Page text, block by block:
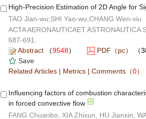
High-Precision Estimation of 2D Angle for
TAO Jian-wu;SHI Yao-wu;CHANG Wen-xiu
ACTA AERONAUTICAET
687-691.
Abstract （9548） PDF（pc） （
Save
Related Articles | Metrics |Comments （0）
Influencing factors of combustion
in forced convective flow
FANG Chuanbo, XIA Zhixun, HU Jianxin,